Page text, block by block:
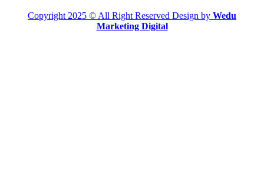
Copyright 2025 © All Right Reserved Design by Wedu
Marketing Digital